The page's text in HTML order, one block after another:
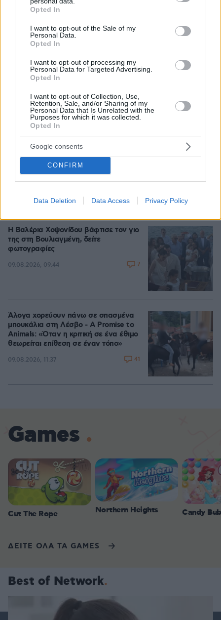
grant or deny consent to Google and its third-party tags to
use your data for below specified purposes in below Google
consent section.
Opted In
I want to opt-out of the Sale of my
Personal Data.
Opted In
I want to opt-out of processing my
Personal Data for Targeted Advertising.
Opted In
I want to opt-out of Collection, Use,
Retention, Sale, and/or Sharing of my
Personal Data that Is Unrelated with the
Purposes for which it was collected.
Opted In
Google consents
CONFIRM
Data Deletion Data Access Privacy Policy
υποβοηθούμενη αυτοκτονία
Νεαρός Παλαιστίνιος κλείδωσε
ανήλικη στο σπίτι του στα Χανιά, την
έσωσαν οι φωνές της
09.08.2026, 10:38 76
Βασιλική κηδεία προβλέπεται για τον
πρίγκιπα Άντριου όταν πεθάνει παρά
την αποκαθήλωσή του, αντιδράσεις
για το «μυστικό σχέδιο»
Η Βαλέρια Χοψονίδου βάφτισε τον γιο
της στη Βουλιαγμένη, δείτε
φωτογραφίες
09.08.2026, 09:44 7
Άλογα χορεύουν πάνω σε σπασμένα
μπουκάλια στη Λέσβο - A Promise to
Animals: «Όταν η κριτική σε ένα έθιμο
θεωρείται επίθεση σε έναν τόπο»
09.08.2026, 11:37 41
Games
Cut The Rope Northern Heights Candy
ΔΕΙΤΕ ΟΛΑ ΤΑ GAMES
Best of Network